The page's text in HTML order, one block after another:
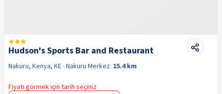
Hudson's Sports Bar and Restaurant
Nakuru, Kenya, KE · Nakuru Merkez: 15.4 km
Fiyatı görmek için tarih seçiniz